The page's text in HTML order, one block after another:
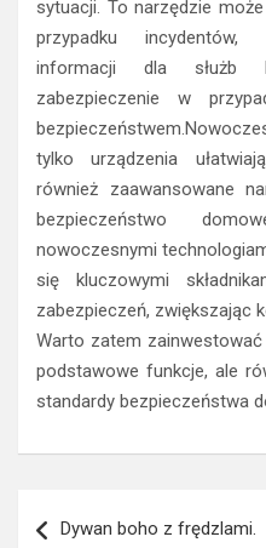
sytuacji. To narzędzie
przypadku incydentów,
informacji dla służb
zabezpieczenie w
tylko urządzenia
również zaawansowane
bezpieczeństwo
nowoczesnymi
się kluczowymi
zabezpieczeń, zwiększając
Warto zatem zainwestować
podstawowe funkcje, ale
standardy bezpieczeństwa
Dywan boho z frędzlami.